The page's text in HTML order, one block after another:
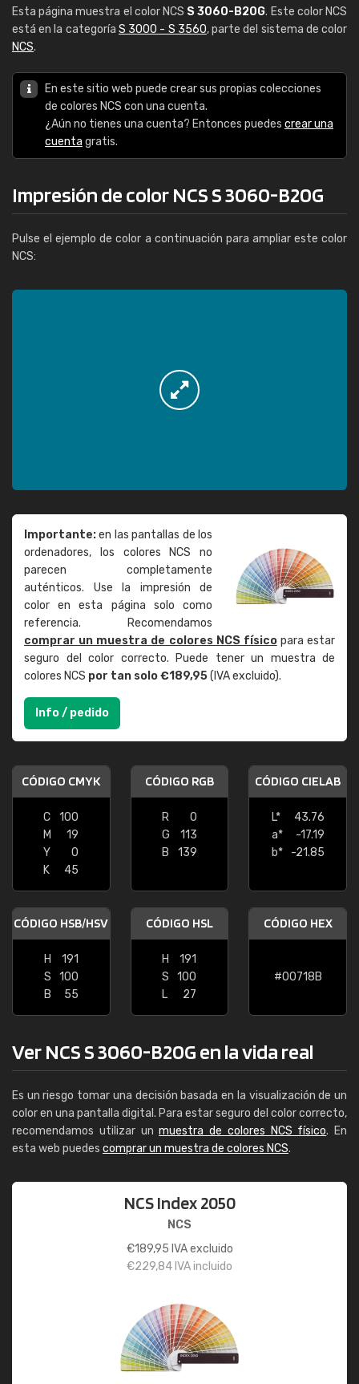
Esta página muestra el color NCS S 3060-B20G. Este color NCS
está en la categoría S 3000 - S 3560, parte del sistema de color
NCS.
En este sitio web puede crear sus propias colecciones
de colores NCS con una cuenta.
¿Aún no tienes una cuenta? Entonces puedes crear una
cuenta gratis.
Impresión de color NCS S 3060-B20G
Pulse el ejemplo de color a continuación para ampliar este color
NCS:
Importante:en las pantallas de los
ordenadores, los colores NCS no
parecen completamente
auténticos. Use la impresión de
color en esta página solo como
referencia. Recomendamos
comprar un muestra de colores NCS físicopara estar
seguro del color correcto. Puede tener un muestra de
colores NCS por tan solo €189,95(IVA excluido).
Info / pedido
CÓDIGO CMYK
C
100
M
19
Y
0
K
45
CÓDIGO RGB
R
0
G
113
B
139
CÓDIGO CIELAB
L*
43.76
a*
-17.19
b*
-21.85
CÓDIGO HSB/HSV
H
191
S
100
B
55
CÓDIGO HSL
H
191
S
100
L
27
CÓDIGO HEX
#00718B
Ver NCS S 3060-B20G en la vida real
Es un riesgo tomar una decisión basada en la visualización de un
color en una pantalla digital. Para estar seguro del color correcto,
recomendamos utilizar unmuestra de colores NCS físico. En
esta web puedes comprar un muestra de colores NCS.
NCS Index 2050
NCS
€189,95 IVA excluido
€229,84 IVA incluido